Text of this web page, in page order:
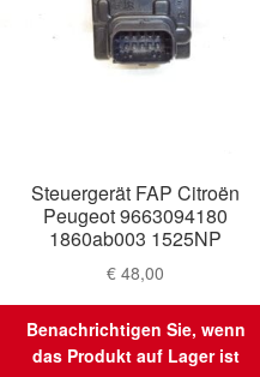
Steuergerät FAP Citroën
Peugeot 9663094180
1860ab003 1525NP
€ 48,00
Benachrichtigen Sie, wenn
das Produkt auf Lager ist